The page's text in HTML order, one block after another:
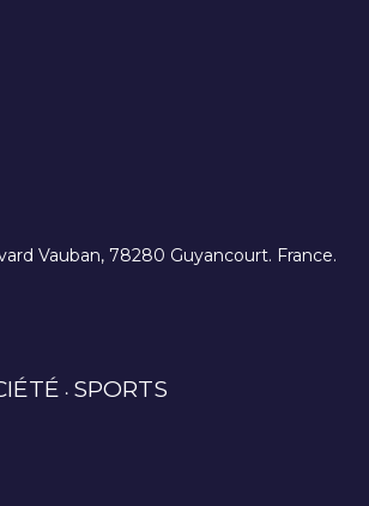
Vauban, 78280 Guyancourt. France.
SPORTS